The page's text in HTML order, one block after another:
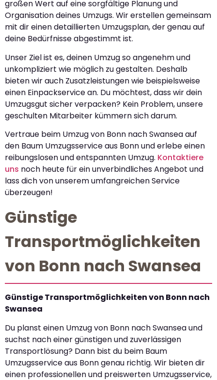
großen Wert auf eine sorgfältige Planung und
Organisation deines Umzugs. Wir erstellen gemeinsam
mit dir einen detaillierten Umzugsplan, der genau auf
deine Bedürfnisse abgestimmt ist.
Unser Ziel ist es, deinen Umzug so angenehm und
unkompliziert wie möglich zu gestalten. Deshalb
bieten wir auch Zusatzleistungen wie beispielsweise
einen Einpackservice an. Du möchtest, dass wir dein
Umzugsgut sicher verpacken? Kein Problem, unsere
geschulten Mitarbeiter kümmern sich darum.
Vertraue beim Umzug von Bonn nach Swansea auf
den Baum Umzugsservice aus Bonn und erlebe einen
reibungslosen und entspannten Umzug. Kontaktiere
uns noch heute für ein unverbindliches Angebot und
lass dich von unserem umfangreichen Service
überzeugen!
Günstige
Transportmöglichkeiten
von Bonn nach Swansea
Günstige Transportmöglichkeiten von Bonn nach
Swansea
Du planst einen Umzug von Bonn nach Swansea und
suchst nach einer günstigen und zuverlässigen
Transportlösung? Dann bist du beim Baum
Umzugsservice aus Bonn genau richtig. Wir bieten dir
einen professionellen und preiswerten Umzugsservice,